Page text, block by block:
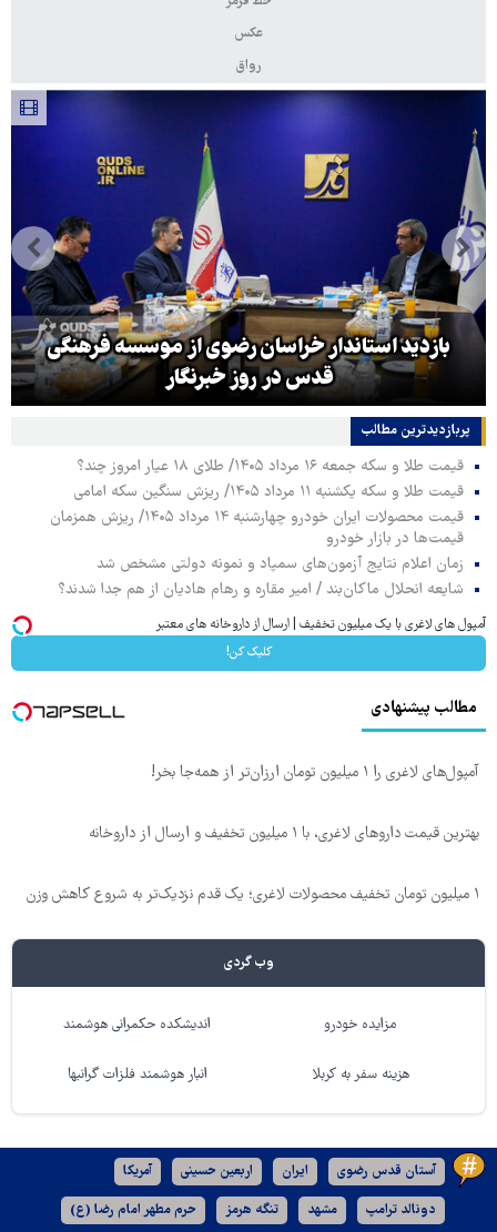
عکس
رواق
بازدید استاندار خراسان رضوی از موسسه فرهنگی
قدس در روز خبرنگار
پربازدیدترین‌ مطالب
قیمت طلا و سکه جمعه ۱۶ مرداد ۱۴۰۵/ طلای ۱۸ عیار امروز چند؟
قیمت طلا و سکه یکشنبه ۱۱ مرداد ۱۴۰۵/ ریزش سنگین سکه امامی
قیمت محصولات ایران خودرو چهارشنبه ۱۴ مرداد ۱۴۰۵/ ریزش همزمان
قیمت‌ها در بازار خودرو
زمان اعلام نتایج آزمون‌های سمپاد و نمونه دولتی مشخص شد
شایعه انحلال ماکان‌بند / امیر مقاره و رهام هادیان از هم جدا شدند؟
آمپول های لاغری با یک میلیون تخفیف | ارسال از داروخانه های معتبر
کلیک کن!
مطالب پیشنهادی
آمپول‌های لاغری را ۱ میلیون تومان ارزان‌تر از همه‌جا بخر!
بهترین قیمت داروهای لاغری، با ۱ میلیون تخفیف و ارسال از داروخانه‌
۱ میلیون تومان تخفیف محصولات لاغری؛ یک قدم نزدیک‌تر به شروع کاهش وزن
وب گردی
مزایده خودرو اندیشکده حکمرانی هوشمند
هزینه سفر به کربلا انبار هوشمند فلزات گرانبها
آستان قدس رضوی ایران اربعین حسینی آمریکا
دونالد ترامپ مشهد تنگه هرمز حرم مطهر امام رضا (ع)